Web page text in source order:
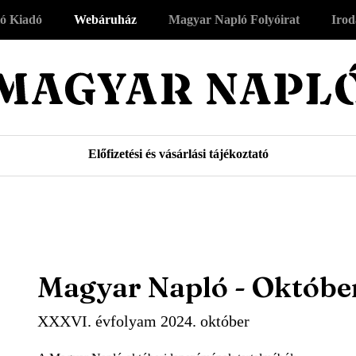
Kiadó Webáruház
Előfizetési és vásárlási tájékoztató
Magyar Napló Folyóirat
Magyar Napló -
XXXVI. évfolyam 2024. október